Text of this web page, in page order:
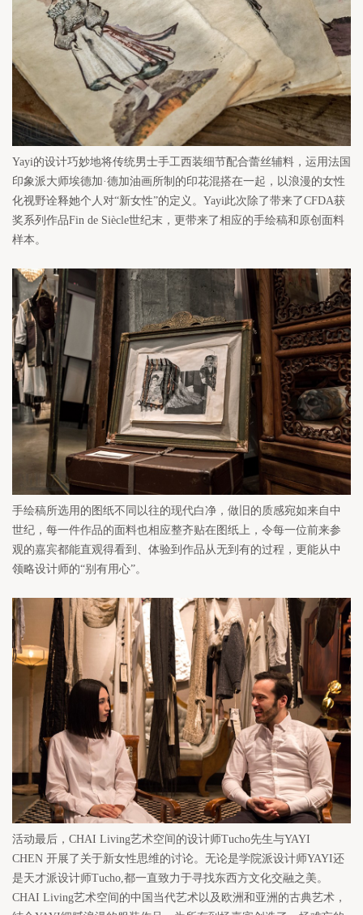
Yayi的设计巧妙地将传统男士手工西装细节配合蕾丝辅料，运用法国
印象派大师埃德加·德加油画所制的印花混搭在一起，以浪漫的女性
化视野诠释她个人对“新女性”的定义。Yayi此次除了带来了CFDA获
奖系列作品Fin de Siècle世纪末，更带来了相应的手绘稿和原创面料
样本。
手绘稿所选用的图纸不同以往的现代白净，做旧的质感宛如来自中
世纪，每一件作品的面料也相应整齐贴在图纸上，令每一位前来参
观的嘉宾都能直观得看到、体验到作品从无到有的过程，更能从中
领略设计师的“别有用心”。
活动最后，CHAI Living艺术空间的设计师Tucho先生与YAYI
CHEN 开展了关于新女性思维的讨论。无论是学院派设计师YAYI还
是天才派设计师Tucho,都一直致力于寻找东西方文化交融之美。
CHAI Living艺术空间的中国当代艺术以及欧洲和亚洲的古典艺术，